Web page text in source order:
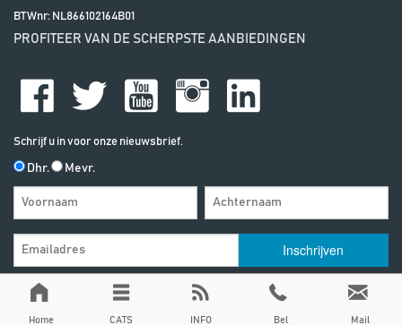
Home CATS INFO Bel Mail
BTWnr: NL866102164B01
PROFITEER VAN DE SCHERPSTE AANBIEDINGEN
Schrijf u in voor onze nieuwsbrief.
Dhr. Mevr.
Algemene Voorwaarden| | Alle vermelde prijzen zijn exclusief btw, tenzij
anders vermeld
Privacy & Disclaimer